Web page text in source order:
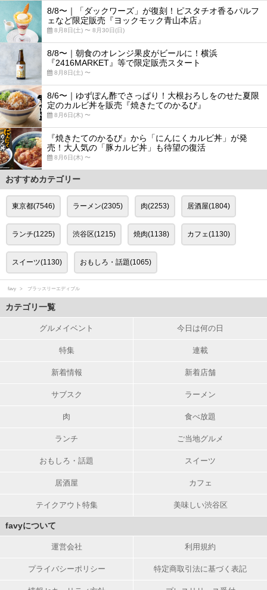
8/8〜｜「ダックワーズ」が復刻！ピスタチオ香るパルフ
ェなど限定販売『ヨックモック青山本店』
8月8日(土) 〜 8月30日(日)
8/8〜｜朝食のオレンジ果皮がビールに！横浜
『2416MARKET』等で限定販売スタート
8月8日(土) 〜
8/6〜｜ゆずぽん酢でさっぱり！大根おろしをのせた夏限
定のカルビ丼を販売『焼きたてのかるび』
8月6日(木) 〜
『焼きたてのかるび』から「にんにくカルビ丼」が発
売！大人気の「豚カルビ丼」も待望の復活
8月6日(木) 〜
おすすめカテゴリー
東京都(7546) ラーメン(2305) 肉(2253) 居酒屋(1804)
ランチ(1225) 渋谷区(1215) 焼肉(1138) カフェ(1130)
スイーツ(1130) おもしろ・話題(1065)
favy ブラッスリーエディブル
カテゴリ一覧
グルメイベント 今日は何の日
特集 連載
新着情報 新着店舗
サブスク ラーメン
肉 食べ放題
ランチ ご当地グルメ
おもしろ・話題 スイーツ
居酒屋 カフェ
テイクアウト特集 美味しい渋谷区
favyについて
運営会社 利用規約
プライバシーポリシー 特定商取引法に基づく表記